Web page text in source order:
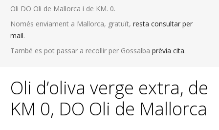
Oli DO Oli de Mallorca i de KM. 0.
Només enviament a Mallorca, gratuït, resta consultar per
mail.
També es pot passar a recollir per Gossalba prèvia cita.
Oli d’oliva verge extra, de
KM 0, DO Oli de Mallorca